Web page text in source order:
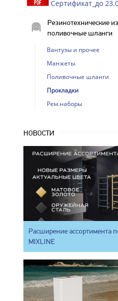
Сертификат_до
Резинотехнические
поливочные шланги
Вантузы и прочее
Манжеты
Поливочные шланги
Прокладки
Рем.наборы
НОВОСТИ
Расширение ассортимента
MIXLINE